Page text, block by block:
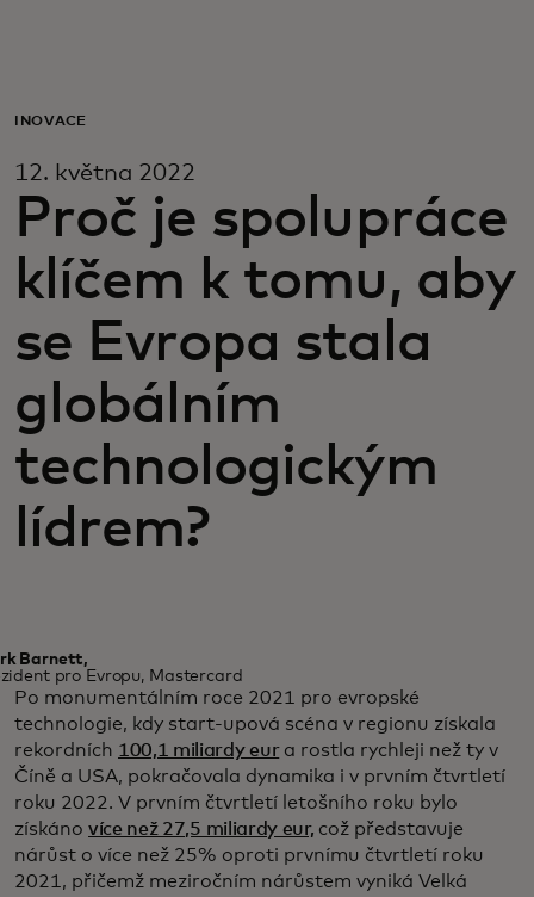
Pro firmy
Pro svět
Pro inovátory
Novinky a trendy
INOVACE
12. května 2022
Proč je spolupráce
klíčem k tomu, aby
se Evropa stala
globálním
technologickým
lídrem?
Barnett,
pro Evropu, Mastercard
Po monumentálním roce 2021 pro evropské
technologie, kdy start-upová scéna v regionu získala
rekordních 100,1 miliardy eura rostla rychleji než ty v
Číně a USA, pokračovala dynamika i v prvním čtvrtletí
roku 2022. V prvním čtvrtletí letošního roku bylo
získáno více než 27,5 miliardy eur, což představuje
nárůst o více než 25% oproti prvnímu čtvrtletí roku
2021, přičemž meziročním nárůstem vyniká Velká